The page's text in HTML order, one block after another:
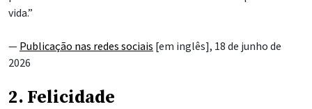
vida.”
— Publicação nas redes sociais [em inglês], 18 de junho de
2026
2. Felicidade